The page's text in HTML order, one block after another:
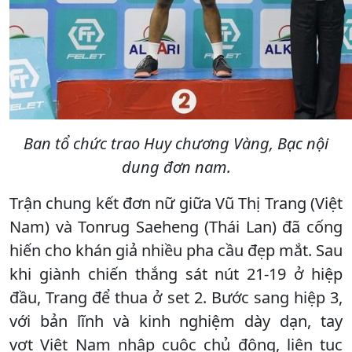
Ban tổ chức trao Huy chương Vàng, Bạc nội
dung đơn nam.
Trận chung kết đơn nữ giữa Vũ Thị Trang (Việt
Nam) và Tonrug Saeheng (Thái Lan) đã cống
hiến cho khán giả nhiều pha cầu đẹp mắt. Sau
khi giành chiến thắng sát nút 21-19 ở hiệp
đầu, Trang để thua ở set 2. Bước sang hiệp 3,
với bản lĩnh và kinh nghiệm dày dạn, tay
vợt Việt Nam nhập cuộc chủ động, liên tục